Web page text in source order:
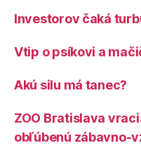
Investorov čaká
Vtip o psíkovi a
Akú silu má tanec?
ZOO Bratislava
obľúbenú zábavno-